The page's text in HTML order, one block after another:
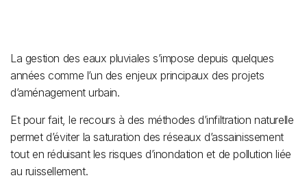
La gestion des eaux pluviales s’impose depuis quelques
années comme l’un des enjeux principaux des projets
d’aménagement urbain.
Et pour fait, le recours à des méthodes d’infiltration naturelle
permet d’éviter la saturation des réseaux d’assainissement
tout en réduisant les risques d’inondation et de pollution liée
au ruissellement.